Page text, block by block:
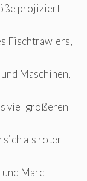
projiziert
Fischtrawlers,
Maschinen,
viel größeren
sich als roter
und Marc